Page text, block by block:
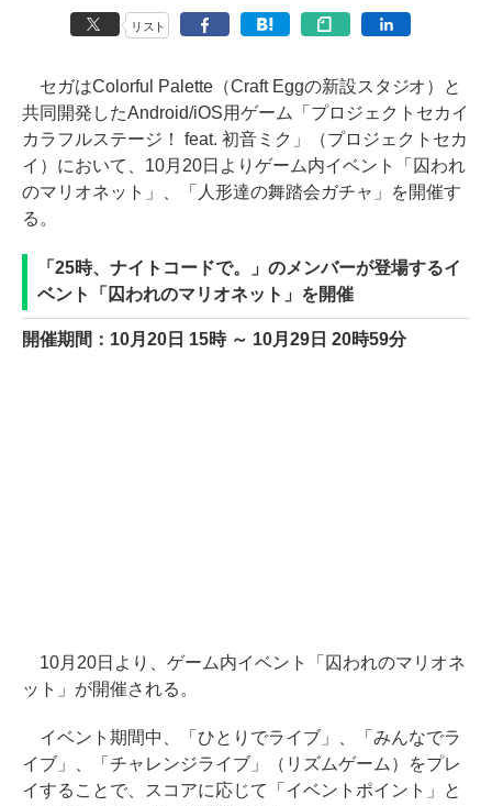
リスト
セガはColorful Palette（Craft Eggの新設スタジオ）と
共同開発したAndroid/iOS用ゲーム「プロジェクトセカイ
カラフルステージ！ feat. 初音ミク」（プロジェクトセカ
イ）において、10月20日よりゲーム内イベント「囚われ
のマリオネット」、「人形達の舞踏会ガチャ」を開催す
る。
「25時、ナイトコードで。」のメンバーが登場するイ
ベント「囚われのマリオネット」を開催
開催期間：10月20日 15時 ～ 10月29日 20時59分
10月20日より、ゲーム内イベント「囚われのマリオネ
ット」が開催される。
イベント期間中、「ひとりでライブ」、「みんなでラ
イブ」、「チャレンジライブ」（リズムゲーム）をプレ
イすることで、スコアに応じて「イベントポイント」と